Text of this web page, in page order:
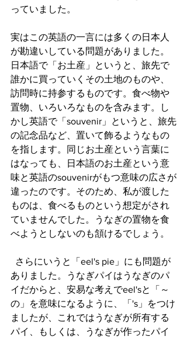
っていました。
実はこの英語の一言には多くの日本人
が勘違いしている問題がありました。
日本語で「お土産」というと、旅先で
誰かに買っていくその土地のものや、
訪問時に持参するものです。食べ物や
置物、いろいろなものを含みます。し
かし英語で「souvenir」というと、旅先
の記念品など、置いて飾るようなもの
を指します。同じお土産という言葉に
はなっても、日本語のお土産という意
味と英語のsouvenirがもつ意味の広さが
違ったのです。そのため、私が渡した
ものは、食べるものという想定がされ
ていませんでした。うなぎの置物を食
べようとしないのも頷けるでしょう。
ありました。うなぎパイはうなぎのパ
イだからと、安易な考えでeel'sと「～
の」を意味になるように、「's」をつけ
ましたが、これではうなぎが所有する
パイ、もしくは、うなぎが作ったパイ